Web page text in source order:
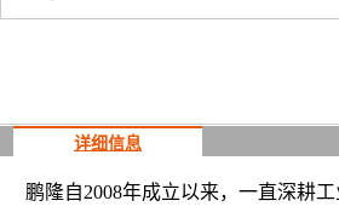
详细信息
鹏隆自2008年成立以来，一直深耕